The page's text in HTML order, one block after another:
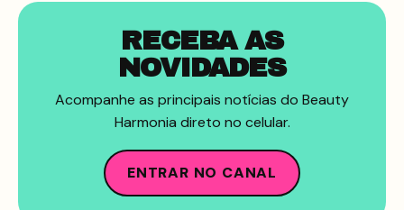
RECEBA AS
NOVIDADES
Acompanhe as principais notícias do Beauty
Harmonia direto no celular.
ENTRAR NO CANAL